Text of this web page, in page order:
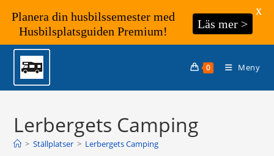
Hoppa
innehållet
0 Meny
Lerbergets Camping
> Ställplatser > Lerbergets Camping
Planera din husbilssemester med
Husbilsplatsguiden Premium!
Läs mer >
X